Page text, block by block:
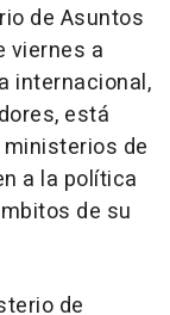
de Asuntos
viernes a
internacional,
está
de
a la política
de su
de